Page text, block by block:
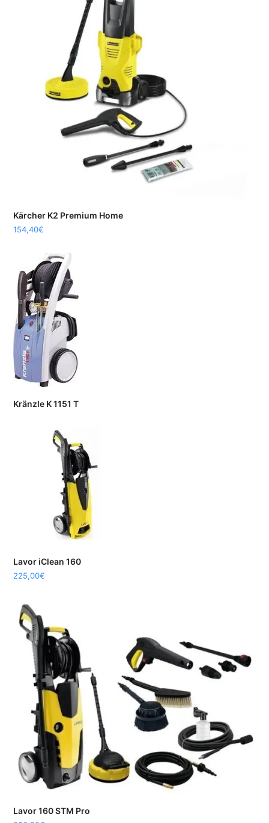
Kärcher K2 Premium Home
154,40€
Kränzle K 1151 T
Lavor iClean 160
225,00€
Lavor 160 STM Pro